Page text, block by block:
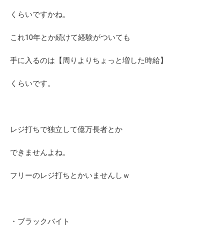
くらいですかね。
これ10年とか続けて経験がついても
手に入るのは【周りよりちょっと増した時給】
くらいです。
レジ打ちで独立して億万長者とか
できませんよね。
フリーのレジ打ちとかいませんしｗ
・ブラックバイト